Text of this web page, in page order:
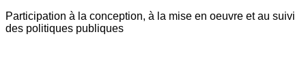
Participation à la conception, à la mise en oeuvre et au suivi
des politiques publiques